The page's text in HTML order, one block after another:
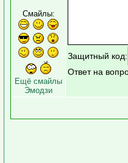
Смайлы:
Ещё смайлы
Эмодзи
Защитный код:
Ответ на